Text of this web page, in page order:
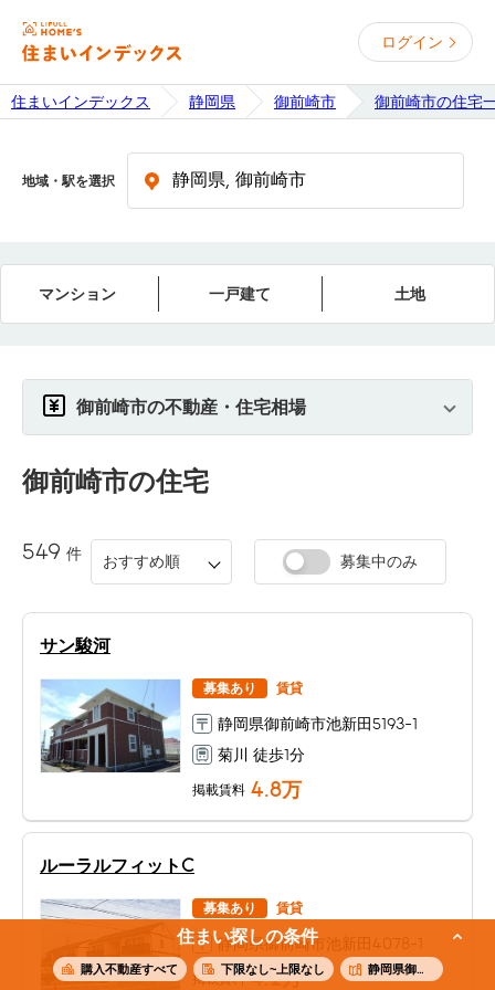
ログイン
住まいインデックス 静岡県 御前崎市 御前崎市の住宅
住まい探しの条件
購入不動産すべて 下限なし~上限なし 静岡県御前崎市
地域・駅を選択
マンション 一戸建て 土地
御前崎市の不動産・住宅相場
御前崎市の住宅
549 件 おすすめ順 募集中のみ
サン駿河
募集あり 賃貸
静岡県御前崎市池新田5193-1
菊川 徒歩1分
掲載賃料 4.8万
ルーラルフィットC
募集あり 賃貸
静岡県御前崎市池新田4078-1
掲載賃料 4.2万